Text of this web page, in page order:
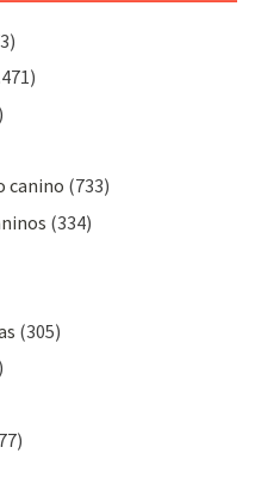
canino (733)
(334)
(305)